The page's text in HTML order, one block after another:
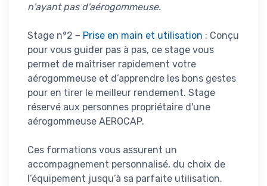
n'ayant pas d'aérogommeuse.
Stage n°2 – Prise en main et utilisation : Conçu
pour vous guider pas à pas, ce stage vous
permet de maîtriser rapidement votre
aérogommeuse et d’apprendre les bons gestes
pour en tirer le meilleur rendement. Stage
réservé aux personnes propriétaire d'une
aérogommeuse AEROCAP.
Ces formations vous assurent un
accompagnement personnalisé, du choix de
l’équipement jusqu’à sa parfaite utilisation.